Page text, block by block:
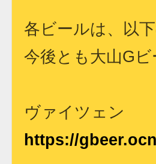
各ビールは、以
今後とも大山G
ヴァイツェン
https://